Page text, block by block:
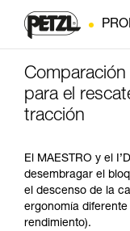
Comparación
para el
tracción
El MAESTRO y el
desembragar el
el descenso de la
ergonomía
rendimiento).